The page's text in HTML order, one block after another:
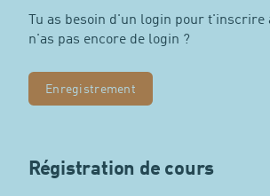
Tu as besoin d'un login pour t'inscrire
n'as pas encore de login ?
Enregistrement
Régistration de cours